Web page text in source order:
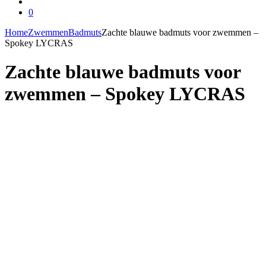
0
HomeZwemmenBadmutsZachte blauwe badmuts voor zwemmen –
Spokey LYCRAS
Zachte blauwe badmuts voor
zwemmen – Spokey LYCRAS